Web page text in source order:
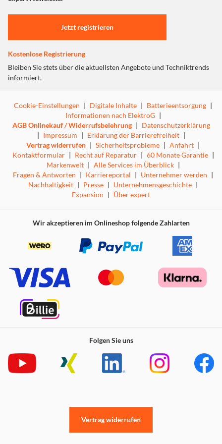
Einstellungen anpassen
Jetzt registrieren
Kostenlose Registrierung
Bleiben Sie stets über die aktuellsten Angebote und Techniktrends
informiert.
Cookie-Einstellungen | Digitale Inhalte | Batterieentsorgung |
Informationen nach ElektroG |
AGB Onlinekauf / Widerrufsbelehrung | Datenschutzerklärung
| Impressum | Erklärung der Barrierefreiheit |
Vertrag widerrufen | Sicherheitsprobleme | Anfahrt |
Kontaktformular | Recht auf Reparatur | 60 Monate Garantie |
Markenwelt | Alle Services im Überblick |
Fragen & Antworten | Karriereportal | Unternehmer werden |
Nachhaltigkeit | Presse | Unternehmensgeschichte |
Expansion | Über expert
Wir akzeptieren im Onlineshop folgende Zahlarten
Folgen Sie uns
Vertrag widerrufen